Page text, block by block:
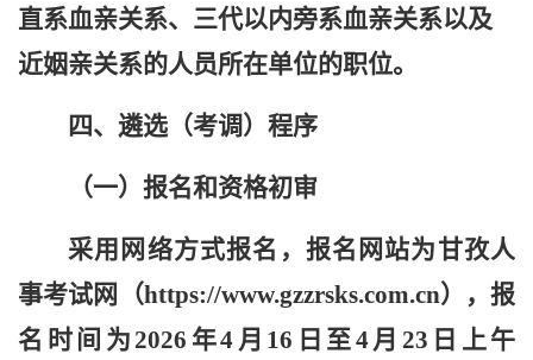
直系血亲关系、三代以内旁系血亲关系以及
近姻亲关系的人员所在单位的职位。
四、遴选（考调）程序
（一）报名和资格初审
采用网络方式报名，报名网站为甘孜人
事考试网（https://www.gzzrsks.com.cn）， 报
名时间为2026年4月16日至4月23日上午